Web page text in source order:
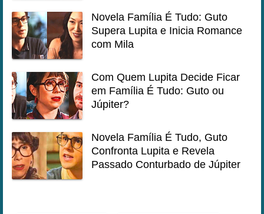
Novela Família É Tudo: Guto
Supera Lupita e Inicia Romance
com Mila
Com Quem Lupita Decide Ficar
em Família É Tudo: Guto ou
Júpiter?
Novela Família É Tudo, Guto
Confronta Lupita e Revela
Passado Conturbado de Júpiter